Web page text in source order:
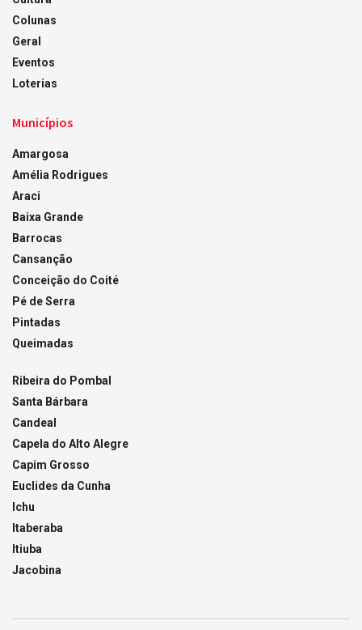
Colunas
Geral
Eventos
Loterias
Municípios
Amargosa
Amélia Rodrigues
Araci
Baixa Grande
Barrocas
Cansanção
Conceição do Coité
Pé de Serra
Pintadas
Queimadas
Ribeira do Pombal
Santa Bárbara
Candeal
Capela do Alto Alegre
Capim Grosso
Euclides da Cunha
Ichu
Itaberaba
Itiuba
Jacobina